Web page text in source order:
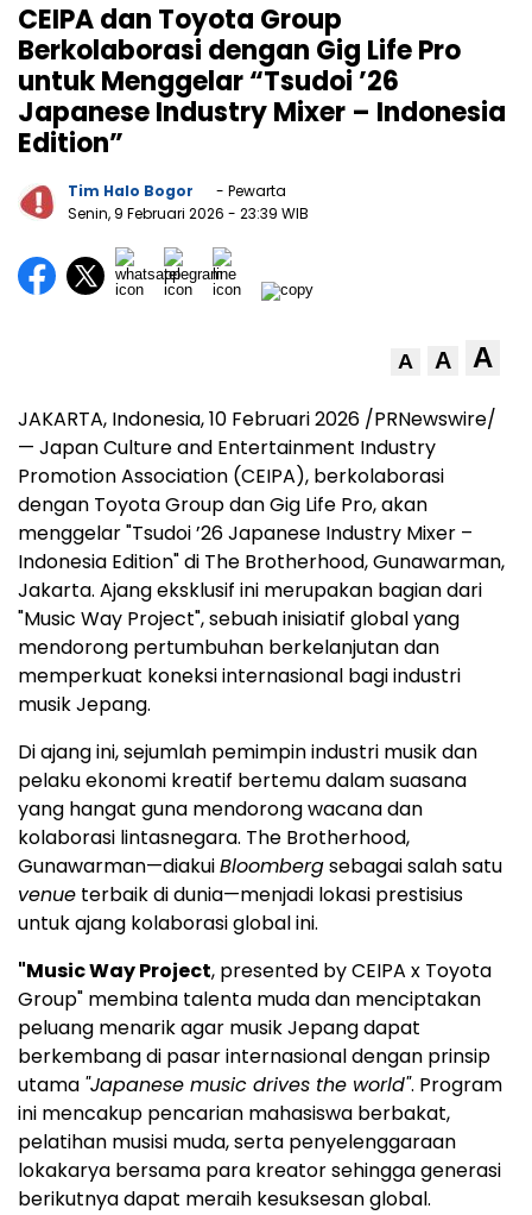
CEIPA dan Toyota Group
Berkolaborasi dengan Gig Life Pro
untuk Menggelar “Tsudoi ’26
Japanese Industry Mixer – Indonesia
Edition”
Tim Halo Bogor
- Pewarta
Senin, 9 Februari 2026 - 23:39 WIB
A A A
JAKARTA, Indonesia, 10 Februari 2026 /PRNewswire/
— Japan Culture and Entertainment Industry
Promotion Association (CEIPA), berkolaborasi
dengan Toyota Group dan Gig Life Pro, akan
menggelar "Tsudoi ’26 Japanese Industry Mixer –
Indonesia Edition" di The Brotherhood, Gunawarman,
Jakarta. Ajang eksklusif ini merupakan bagian dari
"Music Way Project", sebuah inisiatif global yang
mendorong pertumbuhan berkelanjutan dan
memperkuat koneksi internasional bagi industri
musik Jepang.
Di ajang ini, sejumlah pemimpin industri musik dan
pelaku ekonomi kreatif bertemu dalam suasana
yang hangat guna mendorong wacana dan
kolaborasi lintasnegara. The Brotherhood,
Gunawarman—diakuiBloombergsebagai salah satu
venue terbaik di dunia—menjadi lokasi prestisius
untuk ajang kolaborasi global ini.
"Music Way Project, presented by CEIPA x Toyota
Group" membina talenta muda dan menciptakan
peluang menarik agar musik Jepang dapat
berkembang di pasar internasional dengan prinsip
utama "Japanese music drives the world". Program
ini mencakup pencarian mahasiswa berbakat,
pelatihan musisi muda, serta penyelenggaraan
lokakarya bersama para kreator sehingga generasi
berikutnya dapat meraih kesuksesan global.